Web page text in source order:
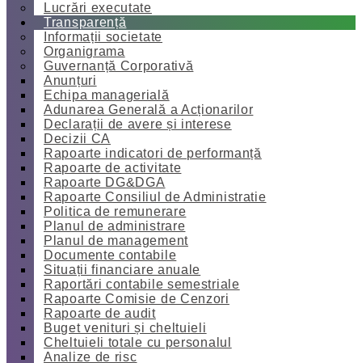
Lucrări executate
Transparență
Informații societate
Organigrama
Guvernanță Corporativă
Anunțuri
Echipa managerială
Adunarea Generală a Acționarilor
Declarații de avere și interese
Decizii CA
Rapoarte indicatori de performanță
Rapoarte de activitate
Rapoarte DG&DGA
Rapoarte Consiliul de Administratie
Politica de remunerare
Planul de administrare
Planul de management
Documente contabile
Situații financiare anuale
Raportări contabile semestriale
Rapoarte Comisie de Cenzori
Rapoarte de audit
Buget venituri și cheltuieli
Cheltuieli totale cu personalul
Analize de risc